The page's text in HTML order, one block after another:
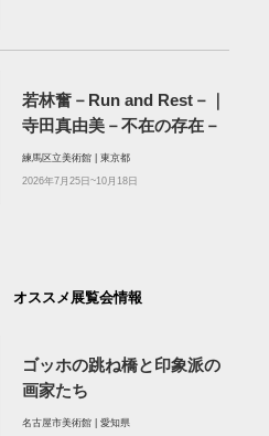
若林奮－Run and Rest－｜
寺田真由美－不在の存在－
練馬区立美術館 | 東京都
2026年7月25日~10月18日
オススメ展覧会情報
ゴッホの跳ね橋と印象派の
画家たち
名古屋市美術館 | 愛知県